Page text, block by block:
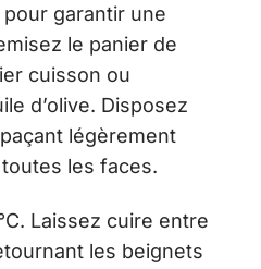
pour garantir une
le panier de
cuisson ou
d’olive. Disposez
légèrement
les faces.
Laissez cuire entre
les beignets